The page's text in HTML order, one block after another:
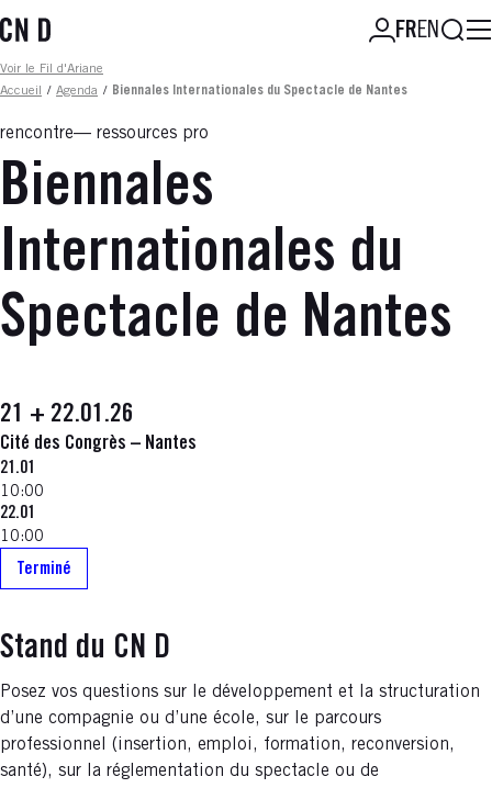
au
principal
FREN
Fil d'ariane
Voir le Fil d'Ariane
Accueil
/ Agenda / Biennales Internationales du Spectacle de Nantes
rencontre ressources pro
Biennales
Internationales du
Spectacle de Nantes
21 + 22.01.26
Cité des Congrès – Nantes
21.01
10:00
22.01
10:00
Terminé
Stand du CN D
Posez vos questions sur le développement et la structuration
d’une compagnie ou d’une école, sur le parcours
professionnel (insertion, emploi, formation, reconversion,
santé), sur la réglementation du spectacle ou de